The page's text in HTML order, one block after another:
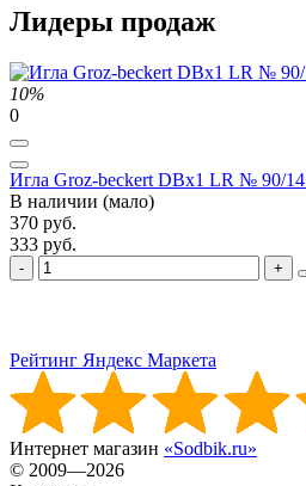
Лидеры продаж
10%
0
Игла Groz-beckert DBx1 LR № 90/
В наличии (мало)
370 руб.
333 руб.
Рейтинг Яндекс Маркета
Интернет магазин «Sodbik.ru»
© 2009—2026